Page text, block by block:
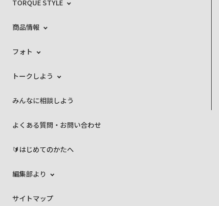
TORQUE STYLE
商品情報
フォト
トークしよう
みんなに相談しよう
よくある質問・お問い合わせ
🔰はじめてのかたへ
編集部より
サイトマップ